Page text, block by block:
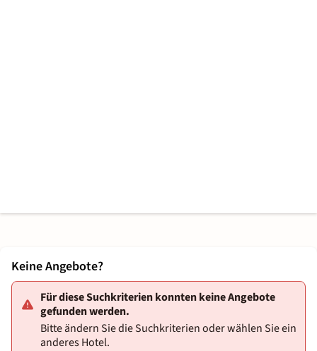
Keine Angebote?
Für diese Suchkriterien konnten keine Angebote
gefunden werden.
Bitte ändern Sie die Suchkriterien oder wählen Sie ein
anderes Hotel.